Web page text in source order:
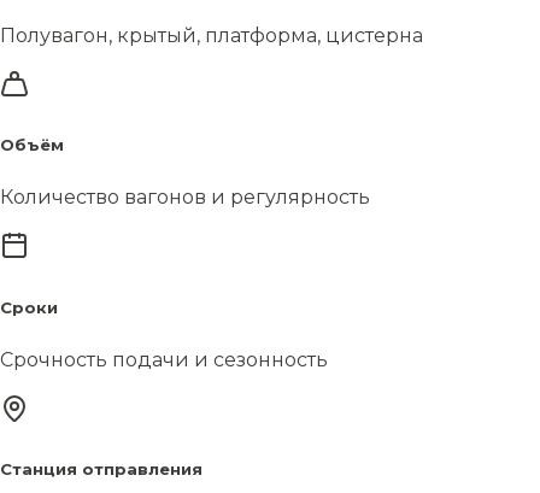
Полувагон, крытый, платформа, цистерна
Объём
Количество вагонов и регулярность
Сроки
Срочность подачи и сезонность
Станция отправления